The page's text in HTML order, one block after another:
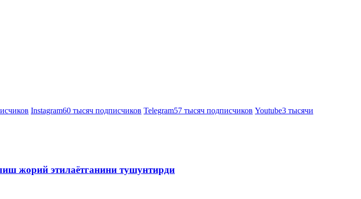
Instagram60 тысяч подписчиков Telegram57 тысяч подписчиков Youtube3 тысячи
жорий этилаётганини тушунтирди